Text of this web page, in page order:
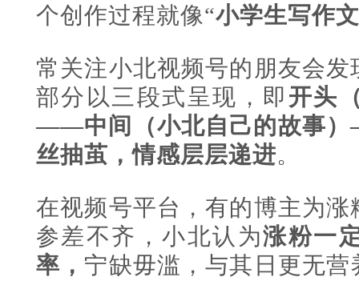
个创作过程就像“小学生写作文
常关注小北视频号的朋友会
部分以三段式呈现，即 开头
——中间（小北自己的故事
丝抽茧，情感层层递进。
在视频号平台，有的博主为
参差不齐，小北认为涨粉一
率， 宁缺毋滥，与其日更无